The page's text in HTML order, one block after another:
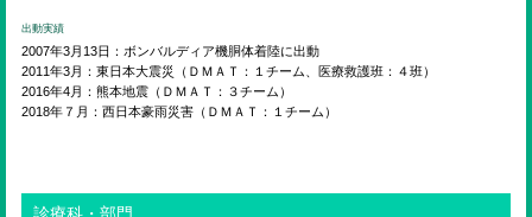
出動実績
2007年3月13日：ボンバルディア機胴体着陸に出動
2011年3月：東日本大震災（ＤＭＡＴ：１チーム、医療救護班：４班）
2016年4月：熊本地震（ＤＭＡＴ：３チーム）
2018年７月：西日本豪雨災害（ＤＭＡＴ：１チーム）